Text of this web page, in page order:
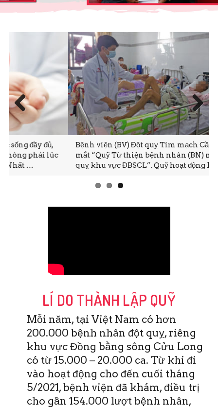
Bệnh viện (BV) Đột quỵ Tim mạch Cần Thơ vừa ra
mắt “Quỹ Từ thiện bệnh nhân (BN) nghèo bị đột
quỵ khu vực ĐBSCL”. Quỹ hoạt động không vì …
Prev
ious
Next
LÍ DO THÀNH LẬP QUỸ
Mỗi năm, tại Việt Nam có hơn
200.000 bệnh nhân đột quỵ, riêng
khu vực Đồng bằng sông Cửu Long
có từ 15.000 – 20.000 ca. Từ khi đi
vào hoạt động cho đến cuối tháng
5/2021, bệnh viện đã khám, điều trị
cho gần 154.000 lượt bệnh nhân,